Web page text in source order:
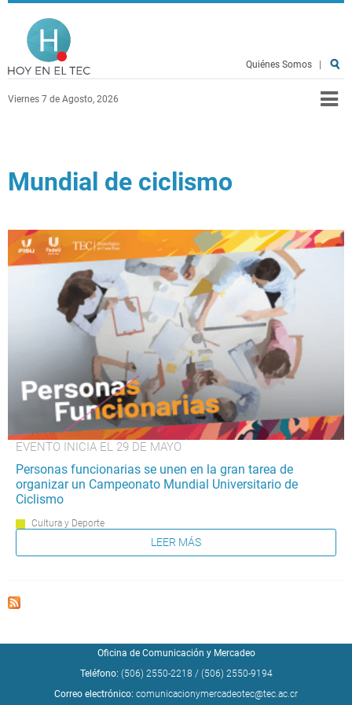
Pasar al contenido principal
Viernes 7 de Agosto, 2026
Quiénes Somos
Mundial de ciclismo
EVENTO INICIA EL 29 DE MAYO
Personas funcionarias se unen en la gran tarea de
organizar un Campeonato Mundial Universitario de
Ciclismo
Cultura y Deporte
LEER MÁS
Oficina de Comunicación y Mercadeo
Teléfono: (506) 2550-2218 / (506) 2550-9194
Correo electrónico: comunicacionymercadeotec@tec.ac.cr